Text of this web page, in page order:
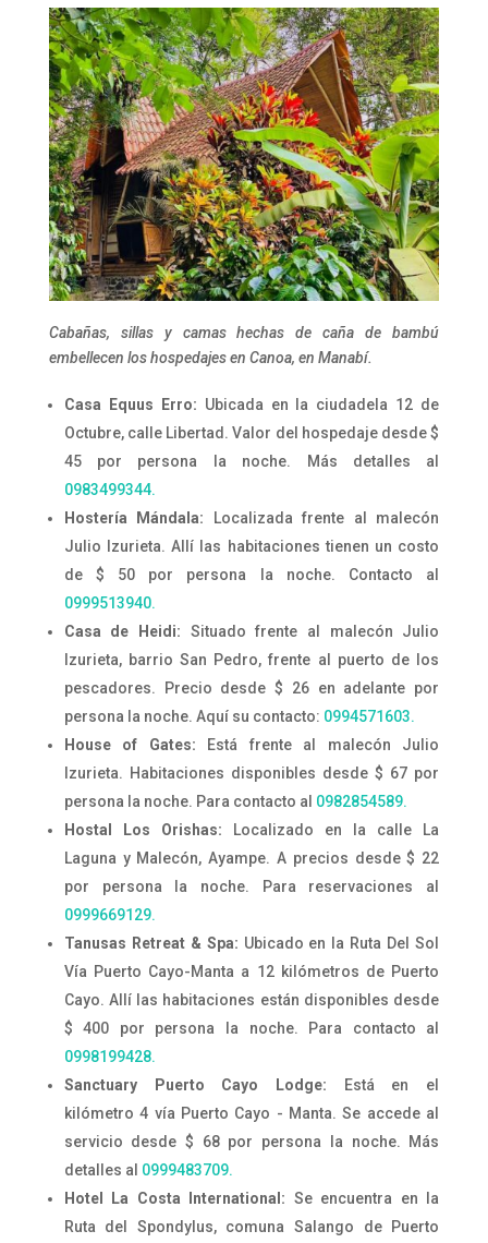
Cabañas, sillas y camas hechas de caña de bambú
embellecen los hospedajes en Canoa, en Manabí.
Casa Equus Erro: Ubicada en la ciudadela 12 de
Octubre, calle Libertad. Valor del hospedaje desde $
45 por persona la noche. Más detalles al
0983499344.
Hostería Mándala:
Localizada frente al malecón
Julio Izurieta. Allí las habitaciones tienen un costo
de $ 50 por persona la noche. Contacto al
0999513940.
Casa de Heidi:
Situado frente al malecón Julio
Izurieta, barrio San Pedro, frente al puerto de los
pescadores. Precio desde $ 26 en adelante por
persona la noche. Aquí su contacto: 0994571603.
House of Gates:
Está frente al malecón Julio
Izurieta. Habitaciones disponibles desde $ 67 por
persona la noche. Para contacto al 0982854589.
Hostal Los Orishas:
Localizado en la calle La
Laguna y Malecón, Ayampe. A precios desde $ 22
por persona la noche. Para reservaciones al
0999669129.
Tanusas Retreat & Spa: Ubicado en la Ruta Del Sol
Vía Puerto Cayo-Manta a 12 kilómetros de Puerto
Cayo. Allí las habitaciones están disponibles desde
$ 400 por persona la noche. Para contacto al
0998199428.
Sanctuary Puerto Cayo Lodge:
Está en e
kilómetro 4 vía Puerto Cayo - Manta. Se accede al
servicio desde $ 68 por persona la noche. Más
detalles al 0999483709.
Hotel La Costa International: Se encuentra en la
Ruta del Spondylus, comuna Salango de Puerto